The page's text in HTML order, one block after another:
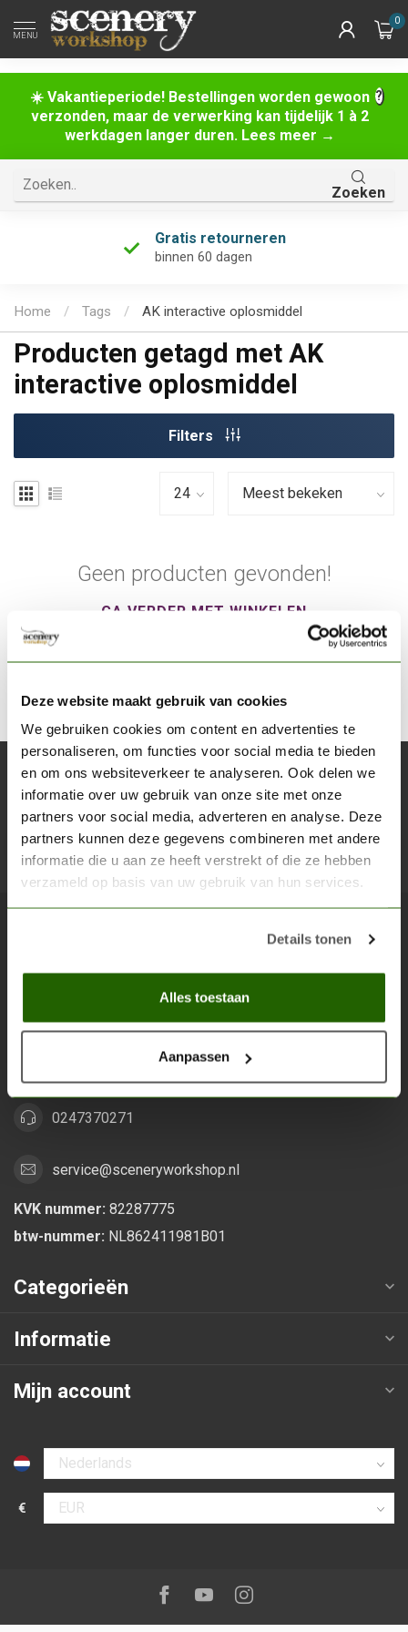
Deze website maakt gebruik van cookies
We gebruiken cookies om content en advertenties te
personaliseren, om functies voor social media te bieden
en om ons websiteverkeer te analyseren. Ook delen we
informatie over uw gebruik van onze site met onze
partners voor social media, adverteren en analyse. Deze
partners kunnen deze gegevens combineren met andere
informatie die u aan ze heeft verstrekt of die ze hebben
verzameld op basis van uw gebruik van hun services.
Details tonen
Alles toestaan
Aanpassen
☀️ Vakantieperiode! Bestellingen worden gewoon
verzonden, maar de verwerking kan tijdelijk 1 à 2
werkdagen langer duren. Lees meer →
MENU
0
Zoeken
Gratis retourneren
binnen 60 dagen
Home / Tags / AK interactive oplosmiddel
Producten getagd met AK
interactive oplosmiddel
Filters
Geen producten gevonden!
GA VERDER MET WINKELEN
Abonneer je op onze nieuwsbrief
Blijf op de hoogte over onze laatste acties
Alles voor je miniature wargaming en scenery
Grootstalselaan 46
0247370271
service@sceneryworkshop.nl
KVK nummer: 82287775
btw-nummer: NL862411981B01
Categorieën
Informatie
Mijn account
Selecteer taal
€
Selecteer valuta
Volg ons op:Facebook
YoutubeInstagram